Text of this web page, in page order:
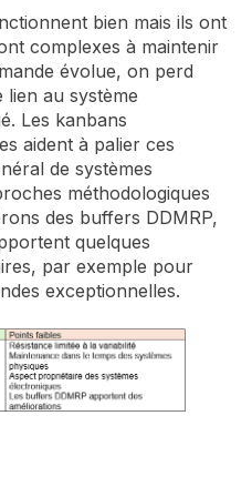
bien mais ils ont
complexes à maintenir
évolue, on perd
lien au système
Les kanbans
aident à palier ces
de systèmes
méthodologiques
des buffers DDMRP,
quelques
par exemple pour
exceptionnelles.